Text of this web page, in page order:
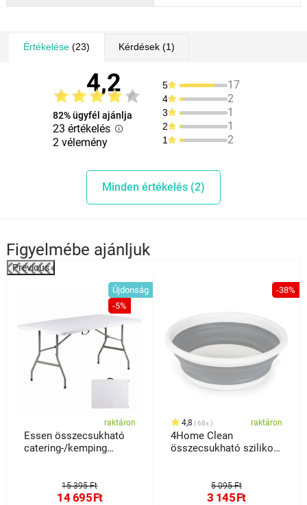
Értékelése(23) Kérdések(1)
4,2
82% ügyfél ajánlja
23 értékelés
2 vélemény
5 17
4 2
3 1
2 1
1 2
Minden értékelés (2)
Figyelmébe ajánljuk
Previous
Újdonság
-5%
raktáron
Essen összecsukható
catering-/kemping
15 395 Ft
14 695Ft
-38%
4,8 68x raktáron
4Home Clean
összecsukható szilikon
5 095 Ft
3 145Ft